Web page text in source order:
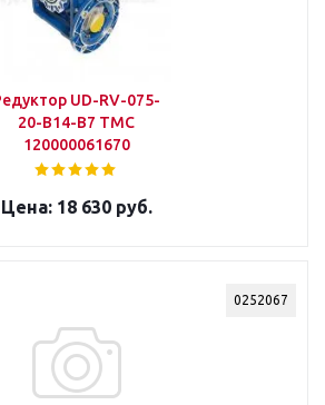
UD-RV-075-
20-B14-B7 ТМС
120000061670
18 630 руб.
0252067